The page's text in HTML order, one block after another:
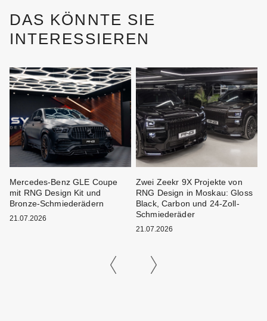
DAS KÖNNTE SIE
INTERESSIEREN
Mercedes-Benz GLE Coupe
mit RNG Design Kit und
Bronze-Schmiederädern
21.07.2026
Zwei Zeekr 9X Projekte von
RNG Design in Moskau: Gloss
Black, Carbon und 24-Zoll-
Schmiederäder
21.07.2026